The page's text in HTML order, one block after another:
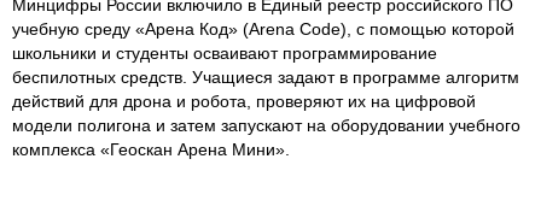
Минцифры России включило в Единый реестр российского ПО
учебную среду «Арена Код» (Arena Code), с помощью которой
школьники и студенты осваивают программирование
беспилотных средств. Учащиеся задают в программе алгоритм
действий для дрона и робота, проверяют их на цифровой
модели полигона и затем запускают на оборудовании учебного
комплекса «Геоскан Арена Мини».